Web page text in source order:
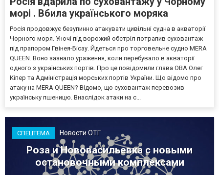
морі . Вбила українського моряка
Росія продовжує безупинно атакувати цивільні судна в акваторії
Чорного моря. Уночі під ворожий обстріл потрапив суховантаж
під прапором Гвінея-Бісау. Йдеться про торговельне судно MERA
QUEEN. Воно зазнало ураження, коли перебувало в акваторії
одного з українських портів. Про це повідомили глава ОВА Олег
Кіпер та Адміністрація морських портів України. Що відомо про
атаку на MERA QUEEN? Відомо, що суховантаж перевозив
українську пшеницю. Внаслідок атаки на с...
СПЕЦТЕМА Новости ОТГ
Роза и Нововасильевка с новыми
остановочными комплексами